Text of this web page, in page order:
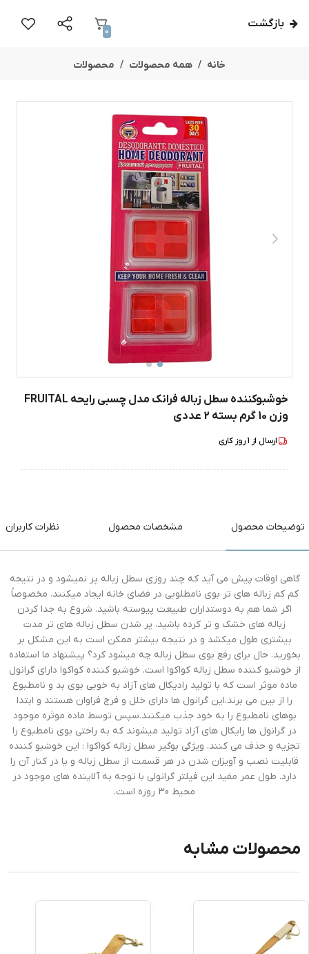
بازگشت
0
خانه همه محصولات محصولات
خوشبوکننده سطل زباله فرانک مدل چسبی رایحه FRUITAL
وزن 10 گرم بسته 2 عددی
ارسال از 1روز کاری
توضیحات محصول مشخصات محصول نظرات کاربران
گاهی اوقات پیش می آید که چند روزی سطل زباله پر نمیشود و در نتیجه
کم کم زباله های تر بوی نامطلوبی در فضای خانه ایجاد میکنند. مخصوصاً
اگر شما هم به دوستداران طبیعت پیوسته باشید. شروع به جدا کردن
زباله های خشک و تر کرده باشید، پر شدن سطل زباله های تر مدت
بیشتری طول میکشد و در نتیجه بیشتر ممکن است به این مشکل بر
بخورید. حال برای رفع بوی سطل زباله چه میشود کرد؟ پیشنهاد ما استفاده
از خوشبو کننده سطل زباله کواکوا است. خوشبو کننده کواکوا دارای گرانول
ماده موثر است که با تولید رادیکال های آزاد به خوبی بوی بد و نامطبوع
را از بین می برند.این گرانول ها دارای خلل و فرج فراوان هستند و ابتدا
بوهای نامطبوع را به خود جذب میکنند.سپس توسط ماده موثره موجود
در گرانول ها رایکال های آزاد تولید میشوند که به راحتی بوی نامطبوع را
تجزیه و حذف می کنند. ویژگی بوگیر سطل زباله کواکوا : این خوشبو کننده
قابلیت نصب و آویزان شدن در هر قسمت از سطل زباله و یا در کنار آن را
دارد. طول عمر مفید این فیلتر گرانولی با توجه به آلاینده های موجود در
محیط 30 روزه است.
محصولات مشابه